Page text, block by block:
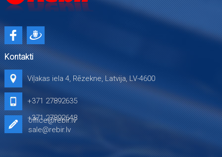
Kontakti
Viļakas iela 4, Rēzekne, Latvija, LV-4600
+371 27892635
+371 27892648
office@rebir.lv
sale@rebir.lv